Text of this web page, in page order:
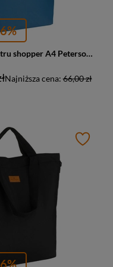
Torba damska z poliestru shopper A4 Peterson TZ15605D duża błękitna
Najniższa cena:66,00 zł